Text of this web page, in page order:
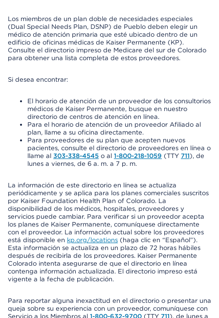
Los miembros de un plan doble de necesidades especiales
(Dual Special Needs Plan, DSNP) de Pueblo deben elegir un
médico de atención primaria que esté ubicado dentro de un
edificio de oficinas médicas de Kaiser Permanente (KP).
Consulte el directorio impreso de Medicare del sur de Colorado
para obtener una lista completa de estos proveedores.
Si desea encontrar:
El horario de atención de un proveedor de los consultorios
médicos de Kaiser Permanente, busque en nuestro
directorio de centros de atención en línea.
Para el horario de atención de un proveedor Afiliado al
plan, llame a su oficina directamente.
Para proveedores de su plan que acepten nuevos
pacientes, consulte el directorio de proveedores en línea o
llame al 303-338-4545 o al 1-800-218-1059 (TTY 711), de
lunes a viernes, de 6 a. m. a 7 p. m.
La información de este directorio en línea se actualiza
periódicamente y se aplica para los planes comerciales suscritos
por Kaiser Foundation Health Plan of Colorado. La
disponibilidad de los médicos, hospitales, proveedores y
servicios puede cambiar. Para verificar si un proveedor acepta
los planes de Kaiser Permanente, comuníquese directamente
con el proveedor. La información actual sobre los proveedores
está disponible en kp.org/locations (haga clic en “Español”).
Esta información se actualiza en un plazo de 72 horas hábiles
después de recibirla de los proveedores. Kaiser Permanente
Colorado intenta asegurarse de que el directorio en línea
contenga información actualizada. El directorio impreso está
vigente a la fecha de publicación.
Para reportar alguna inexactitud en el directorio o presentar una
queja sobre su experiencia con un proveedor, comuníquese con
Servicio a los Miembros al 1-800-632-9700 (TTY 711), de lunes a